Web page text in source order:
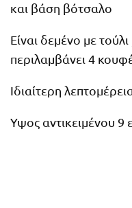
και βάση βότσαλο
Είναι δεμένο με
περιλαμβάνει 4
Ιδιαίτερη
Υψος αντικειμένου 9